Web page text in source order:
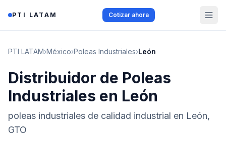
PTI LATAM Cotizar ahora
PTI LATAM›México›Poleas Industriales›León
Distribuidor de Poleas
Industriales en León
poleas industriales de calidad industrial en León,
GTO